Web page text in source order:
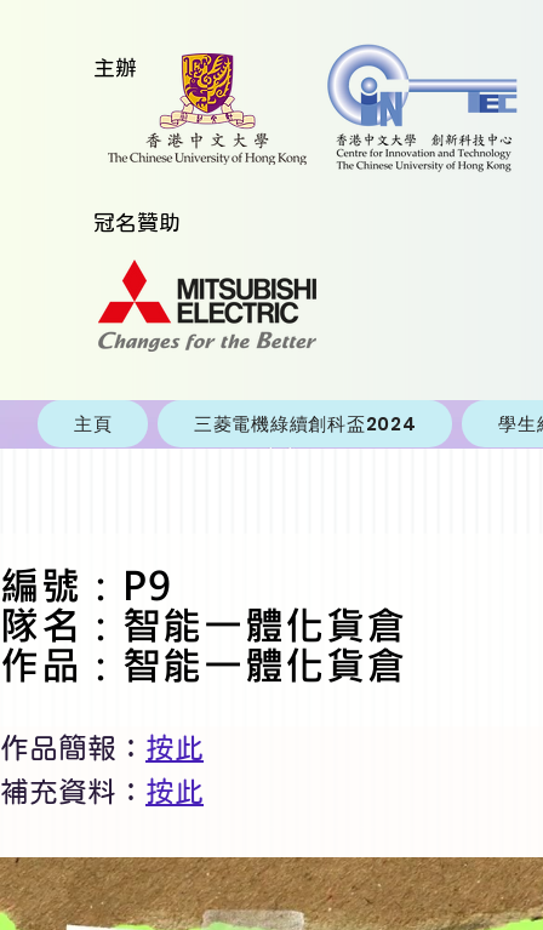
​主辦
​冠名贊助
主頁 三菱電機綠續創科盃2024 學生
編號：P9
隊名：智能一體化貨倉
作品：智能一體化貨倉
作品簡報： 按此
補充資料： 按此